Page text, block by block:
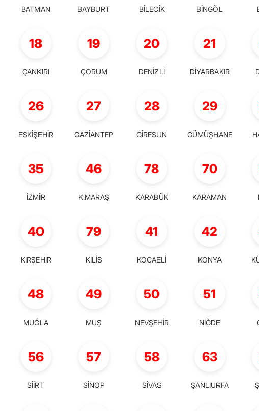
BATMAN BAYBURT BİLECİK BİNGÖL
18
ÇANKIRI
19
ÇORUM
20
DENİZLİ
21
DİYARBAKIR
26
ESKİŞEHİR
27
GAZİANTEP
28
GİRESUN
29
GÜMÜŞHANE
35
İZMİR
46
K.MARAŞ
78
KARABÜK
70
KARAMAN
40
KIRŞEHİR
79
KİLİS
41
KOCAELİ
42
KONYA
48
MUĞLA
49
MUŞ
50
NEVŞEHİR
51
NİĞDE
56
SİİRT
57
SİNOP
58
SİVAS
63
ŞANLIURFA